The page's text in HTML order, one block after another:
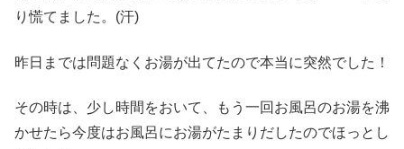
り慌てました。(汗)
昨日までは問題なくお湯が出てたので本当に突然でした！
その時は、少し時間をおいて、もう一回お風呂のお湯を沸
かせたら今度はお風呂にお湯がたまりだしたのでほっとし